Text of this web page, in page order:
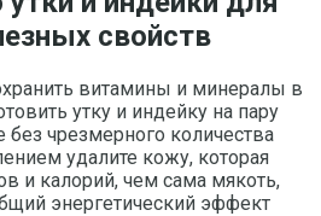
свойств
витамины и минералы в
утку и индейку на пару
без чрезмерного количества
удалите кожу, которая
и калорий, чем сама мякоть,
энергетический эффект